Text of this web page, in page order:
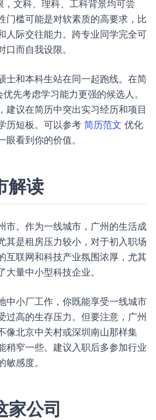
，文科、理科、工科背景均可尝
门槛可能是对软素质的高要求，比
人际交往能力。跨专业同学完全可
而自我设限。
士和本科生站在同一起跑线。在简
先考虑学习能力更强的候选人。
建议在简历中突出实习经历和项目
历短板。可以参考 简历范文 优化
看到你的价值。
解读
市。作为一线城市，广州的生活成
其是租房压力较小，对于初入职场
互联网和科技产业氛围浓厚，尤其
量中小型科技企业。
中小厂工作，你既能享受一线城市
过高的生存压力。但要注意，广州
像北京中关村或深圳南山那样集
稍窄一些。建议入职后多参加行业
感度。
家公司